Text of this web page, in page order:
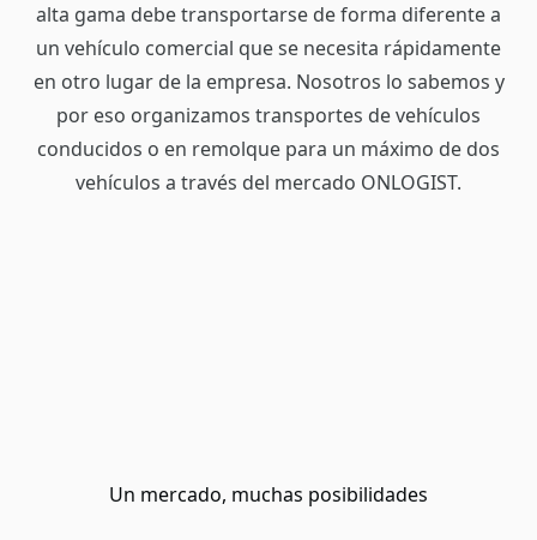
alta gama debe transportarse de forma diferente a
un vehículo comercial que se necesita rápidamente
en otro lugar de la empresa. Nosotros lo sabemos y
por eso organizamos transportes de vehículos
conducidos o en remolque para un máximo de dos
vehículos a través del mercado ONLOGIST.
Un mercado, muchas posibilidades